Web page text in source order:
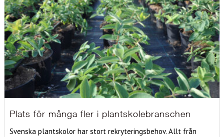
Plats för många fler i plantskolebranschen
Svenska plantskolor har stort rekryteringsbehov. Allt från